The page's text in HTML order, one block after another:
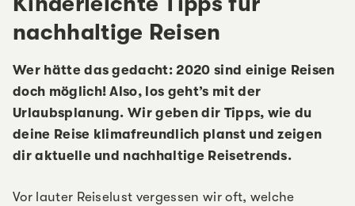
nachhaltige Reisen
Wer hätte das gedacht: 2020 sind einige Reisen
doch möglich! Also, los geht’s mit der
Urlaubsplanung. Wir geben dir Tipps, wie du
deine Reise klimafreundlich planst und zeigen
dir aktuelle und nachhaltige Reisetrends.
Vor lauter Reiselust vergessen wir oft, welche